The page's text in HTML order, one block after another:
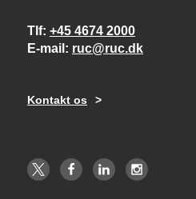
Tlf +45 4674 2000
E-mail
ruc@ruc.dk
Kontakt os